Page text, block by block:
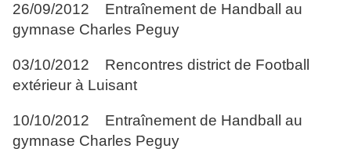
26/09/2012 Entraînement de Handball au
gymnase Charles Peguy
03/10/2012 Rencontres district de Football
extérieur à Luisant
10/10/2012 Entraînement de Handball au
gymnase Charles Peguy